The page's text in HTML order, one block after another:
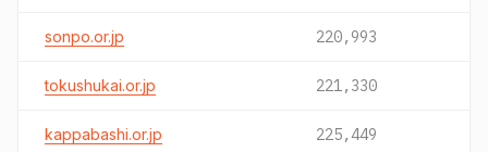
sonpo.or.jp 220,993
tokushukai.or.jp 221,330
kappabashi.or.jp 225,449